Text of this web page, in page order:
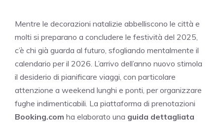
Mentre le decorazioni natalizie abbelliscono le città e
molti si preparano a concludere le festività del 2025,
c’è chi già guarda al futuro, sfogliando mentalmente il
calendario per il 2026. L’arrivo dell’anno nuovo stimola
il desiderio di pianificare viaggi, con particolare
attenzione a weekend lunghi e ponti, per organizzare
fughe indimenticabili. La piattaforma di prenotazioni
Booking.com ha elaborato una guida dettagliata